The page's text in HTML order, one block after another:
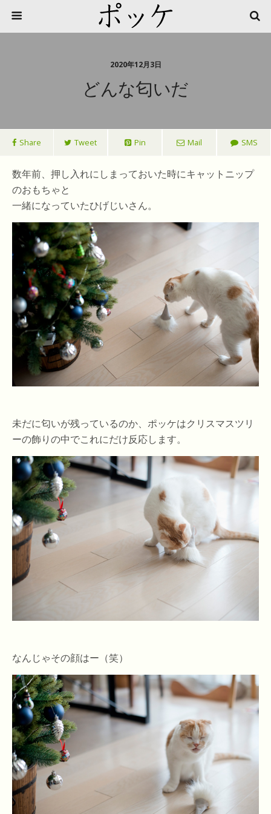
2020年12月3日
どんな匂いだ
Share Tweet Pin Mail SMS
数年前、押し入れにしまっておいた時にキャットニップ
のおもちゃと
一緒になっていたひげじいさん。
未だに匂いが残っているのか、ポッケはクリスマスツリ
ーの飾りの中でこれにだけ反応します。
なんじゃその顔はー（笑）